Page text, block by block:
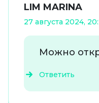
LIM MARINA
27 августа 2024,
Можно
Ответить